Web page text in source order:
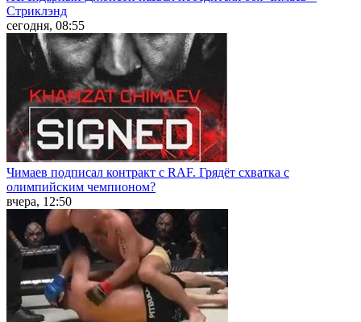
Стриклэнд
сегодня, 08:55
Чимаев подписал контракт с RAF. Грядёт схватка с
олимпийским чемпионом?
вчера, 12:50